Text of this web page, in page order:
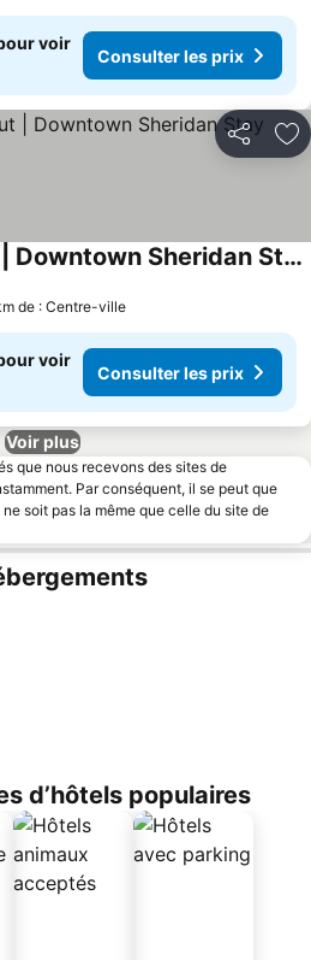
voir
Consulter les prix
Partager
Buffalo Bill Hideout | Downtown Sheridan Stay
de : Centre-ville
voir
Consulter les prix
Voir plus
que nous recevons des sites de
Par conséquent, il se peut que
soit pas la même que celle du site de
d’hôtels populaires